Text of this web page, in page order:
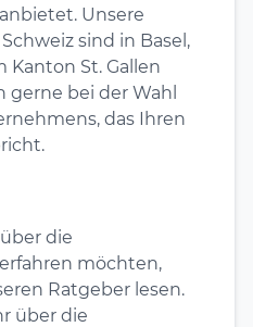
Unsere
sind in Basel,
Kanton St. Gallen
bei der Wahl
das Ihren
die
möchten,
Ratgeber lesen.
über die